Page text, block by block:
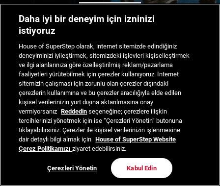
Daha iyi bir deneyim için izninizi
istiyoruz
House of SuperStep olarak, internet sitemizde edindiğiniz
deneyiminizi iyileştirmek, sitemizdeki işlevleri kişiselleştirmek
ve ilgi alanlarınıza göre özelleştirilmiş reklam/pazarlama
faaliyetleri yürütebilmek için çerezler kullanıyoruz. İnternet
sitemizin çalışması için zorunlu olan çerezler dışındaki
çerezlerin kullanımına ve bu çerezler aracılığıyla elde edilen
kişisel verilerinizin yurt dışına aktarılmasına onay
vermiyorsanız Reddedin seçeneğine; çerezlere ilişkin
tercihlerinizi yönetmek için ise “Çerezleri Yönetin” butonuna
tıklayabilirsiniz. Çerezler ile kişisel verilerinizin işlenmesine
dair detaylı bilgi almak için House of SuperStep Website
Çerez Politikamızıziyaret edebilirsiniz.
Çerezleri Yönetin Kabul Edin